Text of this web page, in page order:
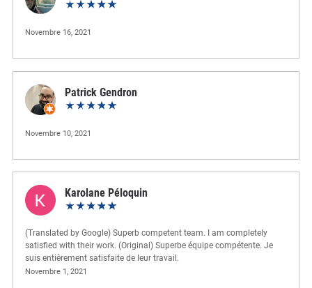
Novembre 16, 2021
Patrick Gendron
Novembre 10, 2021
Karolane Péloquin
(Translated by Google) Superb competent team. I am completely
satisfied with their work. (Original) Superbe équipe compétente. Je
suis entièrement satisfaite de leur travail.
Novembre 1, 2021